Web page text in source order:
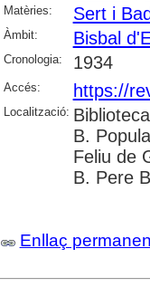
Matèries: Sert i
Àmbit: Bisbal
Cronologia: 1934
Accés: https://
Localització:
B.
Feliu de
B. Pere
Enllaç